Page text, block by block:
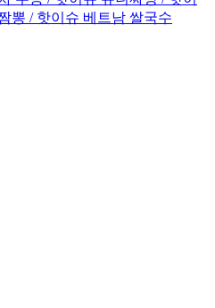
우동 / 핫이슈 유니짜장 / 핫이
뽕 / 핫이슈 베트남 쌀국수